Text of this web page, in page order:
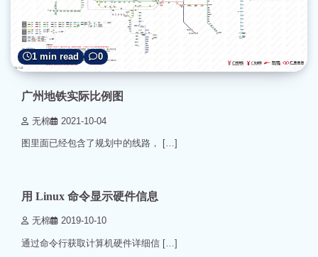
1 min read 0
广州地铁实际比例图
无棉 2021-10-04
图里面已经包含了规划中的线路， […]
用 Linux 命令显示硬件信息
无棉 2019-10-10
通过命令行获取计算机硬件详细信 […]